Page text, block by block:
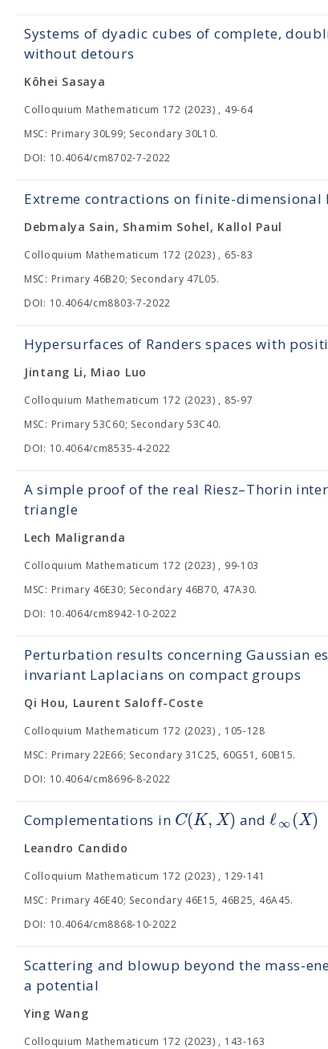
Systems of dyadic cubes of complete,
without detours
Kôhei Sasaya
Colloquium Mathematicum 172 (2023) , 49-64
MSC: Primary 30L99; Secondary 30L10.
DOI: 10.4064/cm8702-7-2022
Extreme contractions on finite-dimensional
Debmalya Sain, Shamim Sohel, Kallol Paul
Colloquium Mathematicum 172 (2023) , 65-83
MSC: Primary 46B20; Secondary 47L05.
DOI: 10.4064/cm8803-7-2022
Hypersurfaces of Randers spaces with
Jintang Li, Miao Luo
Colloquium Mathematicum 172 (2023) , 85-97
MSC: Primary 53C60; Secondary 53C40.
DOI: 10.4064/cm8535-4-2022
A simple proof of the real Riesz–Thorin
triangle
Lech Maligranda
Colloquium Mathematicum 172 (2023) , 99-103
MSC: Primary 46E30; Secondary 46B70, 47A30.
DOI: 10.4064/cm8942-10-2022
Perturbation results concerning Gaussian
invariant Laplacians on compact groups
Qi Hou, Laurent Saloff-Coste
Colloquium Mathematicum 172 (2023) , 105-128
MSC: Primary 22E66; Secondary 31C25, 60G51, 60B15.
DOI: 10.4064/cm8696-8-2022
Complementations in C(K,X) andℓ∞ (X)
Leandro Candido
Colloquium Mathematicum 172 (2023) , 129-141
MSC: Primary 46E40; Secondary 46E15, 46B25, 46A45.
DOI: 10.4064/cm8868-10-2022
Scattering and blowup beyond the mass-
a potential
Ying Wang
Colloquium Mathematicum 172 (2023) , 143-163